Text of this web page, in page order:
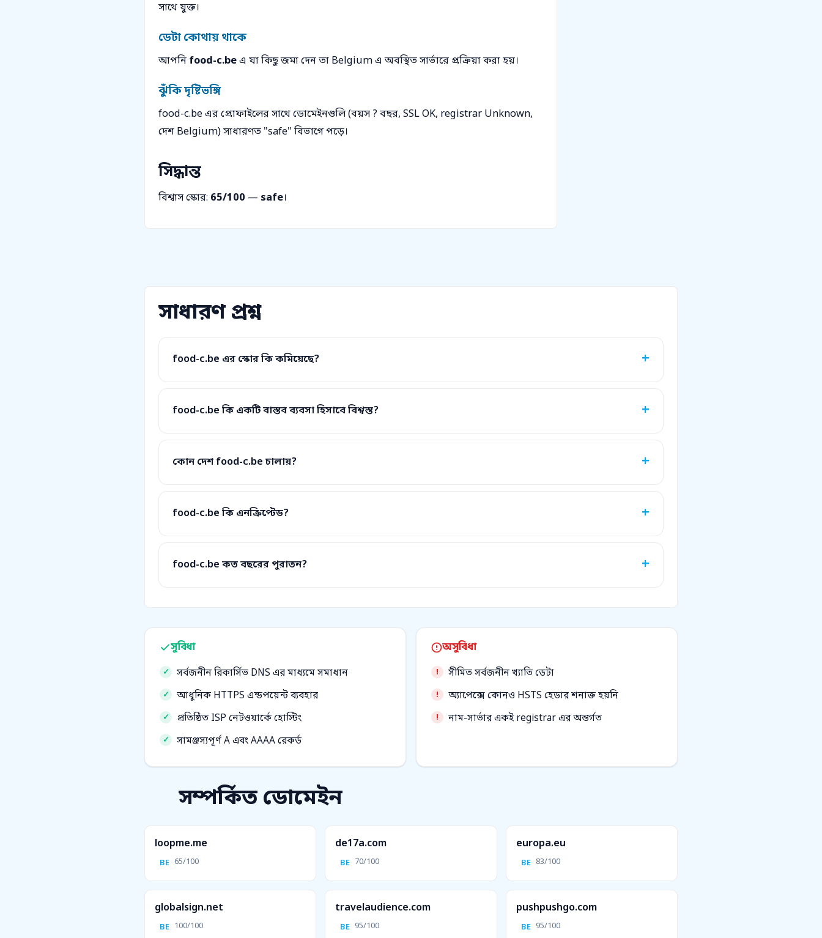
সাথে যুক্ত।
ডেটা কোথায় থাকে
আপনি food-c.beএ যা কিছু জমা দেন তা Belgium এ অবস্থিত সার্ভারে প্রক্রিয়া করা হয়।
ঝুঁকি দৃষ্টিভঙ্গি
food-c.be এর প্রোফাইলের সাথে ডোমেইনগুলি (বয়স ? বছর, SSL OK, registrar Unknown,
দেশ Belgium) সাধারণত "safe" বিভাগে পড়ে।
সিদ্ধান্ত
বিশ্বাস স্কোর: 65/100 — safe।
সাধারণ প্রশ্ন
food-c.be এর স্কোর কি কমিয়েছে?
food-c.be কি একটি বাস্তব ব্যবসা হিসাবে বিশ্বস্ত?
কোন দেশ food-c.be চালায়?
food-c.be কি এনক্রিপ্টেড?
food-c.be কত বছরের পুরাতন?
সুবিধা
সর্বজনীন রিকার্সিভ DNS এর মাধ্যমে সমাধান
আধুনিক HTTPS এন্ডপয়েন্ট ব্যবহার
প্রতিষ্ঠিত ISP নেটওয়ার্কে হোস্টিং
সামঞ্জস্যপূর্ণ A এবং AAAA রেকর্ড
অসুবিধা
সীমিত সর্বজনীন খ্যাতি ডেটা
অ্যাপেক্সে কোনও HSTS হেডার শনাক্ত হয়নি
নাম-সার্ভার একই registrar এর অন্তর্গত
সম্পর্কিত ডোমেইন
loopme.me
BE 65/100
de17a.com
BE 70/100
europa.eu
BE 83/100
globalsign.net
BE 100/100
travelaudience.com
BE 95/100
pushpushgo.com
BE 95/100